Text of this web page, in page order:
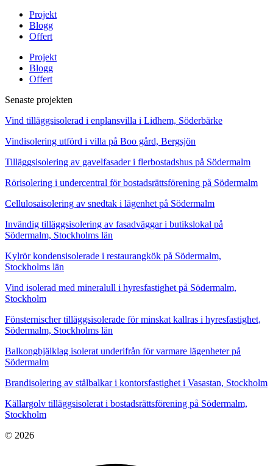
Projekt
Blogg
Offert
Projekt
Blogg
Offert
Senaste projekten
Vind tilläggsisolerad i enplansvilla i Lidhem, Söderbärke
Vindisolering utförd i villa på Boo gård, Bergsjön
Tilläggsisolering av gavelfasader i flerbostadshus på Södermalm
Rörisolering i undercentral för bostadsrättsförening på Södermalm
Cellulosaisolering av snedtak i lägenhet på Södermalm
Invändig tilläggsisolering av fasadväggar i butikslokal på
Södermalm, Stockholms län
Kylrör kondensisolerade i restaurangkök på Södermalm,
Stockholms län
Vind isolerad med mineralull i hyresfastighet på Södermalm,
Stockholm
Fönsternischer tilläggsisolerade för minskat kallras i hyresfastighet,
Södermalm, Stockholms län
Balkongbjälklag isolerat underifrån för varmare lägenheter på
Södermalm
Brandisolering av stålbalkar i kontorsfastighet i Vasastan, Stockholm
Källargolv tilläggsisolerat i bostadsrättsförening på Södermalm,
Stockholm
© 2026